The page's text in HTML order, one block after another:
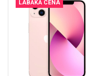
LABĀKĀ CENA